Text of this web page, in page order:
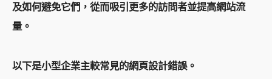
及如何避免它們，從而吸引更多的訪問者並提高網站流
量。
以下是小型企業主較常見的網頁設計錯誤。